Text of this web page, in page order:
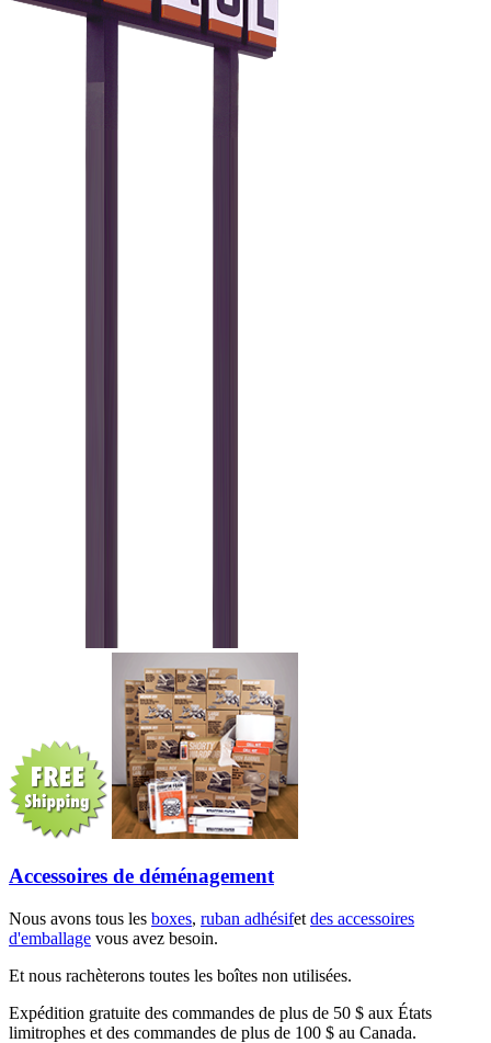
Accessoires de déménagement
Nous avons tous les boxes, ruban adhésifet des accessoires
d'emballage vous avez besoin.
Et nous rachèterons toutes les boîtes non utilisées.
Expédition gratuite des commandes de plus de 50 $ aux États
limitrophes et des commandes de plus de 100 $ au Canada.